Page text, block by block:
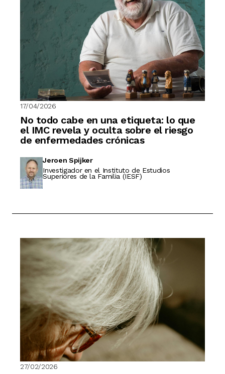
17/04/2026
No todo cabe en una etiqueta: lo que
el IMC revela y oculta sobre el riesgo
de enfermedades crónicas
Jeroen Spijker
Investigador en el Instituto de Estudios
Superiores de la Familia (IESF)
27/02/2026